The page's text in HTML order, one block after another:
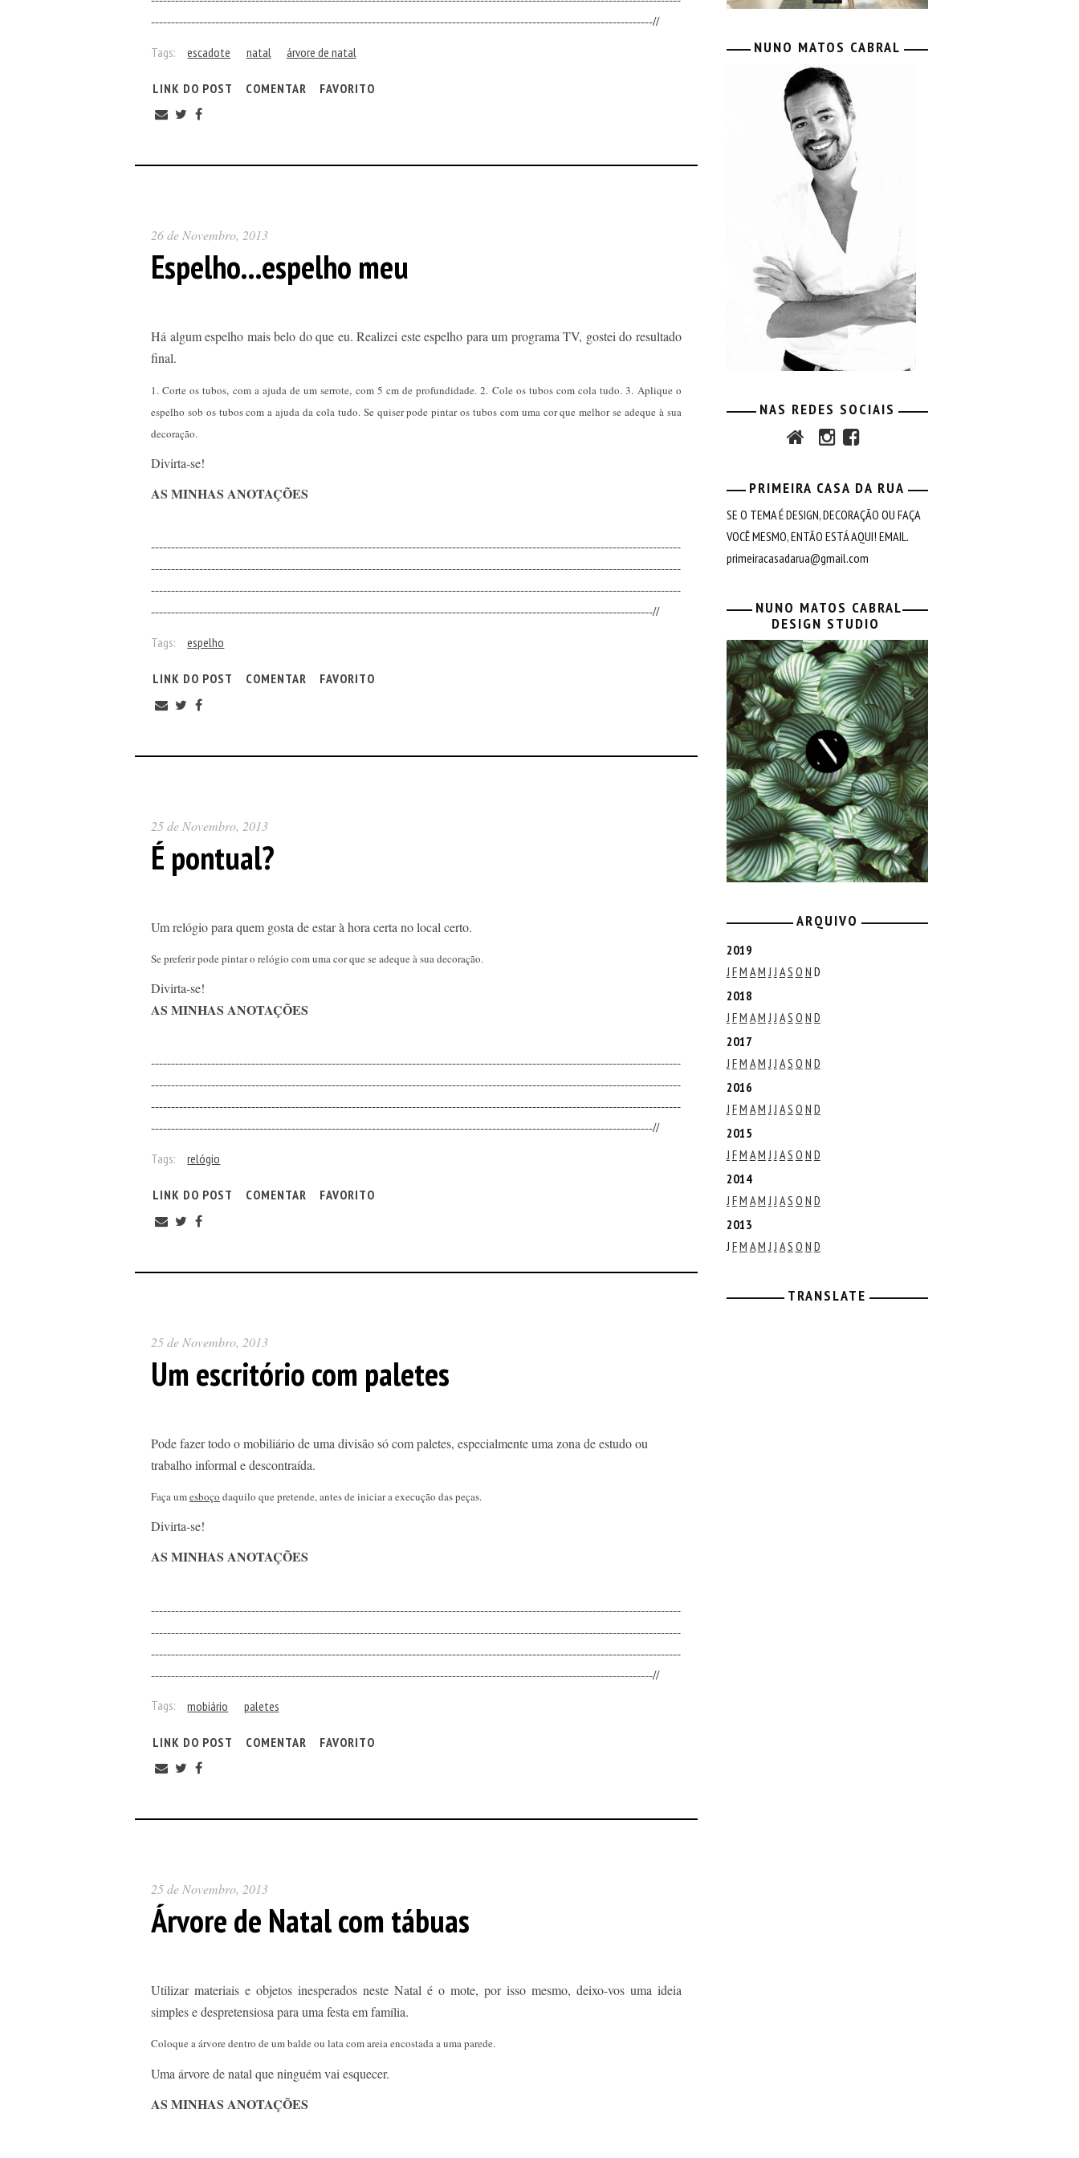
-----------------------------------------------------------------------------------------------------------------------------//
Tags: escadote natal árvore de natal
LINK DO POST COMENTAR FAVORITO
26 de Novembro, 2013
Espelho...espelho meu
Há algum espelho mais belo do que eu. Realizei este espelho para um programa TV, gostei do resultado
final.
1. Corte os tubos, com a ajuda de um serrote, com 5 cm de profundidade. 2. Cole os tubos com cola tudo. 3. Aplique o
espelho sob os tubos com a ajuda da cola tudo. Se quiser pode pintar os tubos com uma cor que melhor se adeque à sua
decoração.
Divirta-se!
AS MINHAS ANOTAÇÕES
------------------------------------------------------------------------------------------------------------------------------------
------------------------------------------------------------------------------------------------------------------------------------
------------------------------------------------------------------------------------------------------------------------------------
-----------------------------------------------------------------------------------------------------------------------------//
Tags: espelho
LINK DO POST COMENTAR FAVORITO
25 de Novembro, 2013
É pontual?
Um relógio para quem gosta de estar à hora certa no local certo.
Se preferir pode pintar o relógio com uma cor que se adeque à sua decoração.
Divirta-se!
AS MINHAS ANOTAÇÕES
------------------------------------------------------------------------------------------------------------------------------------
------------------------------------------------------------------------------------------------------------------------------------
------------------------------------------------------------------------------------------------------------------------------------
-----------------------------------------------------------------------------------------------------------------------------//
Tags: relógio
LINK DO POST COMENTAR FAVORITO
25 de Novembro, 2013
Um escritório com paletes
Pode fazer todo o mobiliário de uma divisão só com paletes, especialmente uma zona de estudo ou
trabalho informal e descontraída.
Faça umesboço daquilo que pretende, antes de iniciar a execução das peças.
Divirta-se!
AS MINHAS ANOTAÇÕES
------------------------------------------------------------------------------------------------------------------------------------
------------------------------------------------------------------------------------------------------------------------------------
------------------------------------------------------------------------------------------------------------------------------------
-----------------------------------------------------------------------------------------------------------------------------//
Tags: mobiário paletes
LINK DO POST COMENTAR FAVORITO
25 de Novembro, 2013
Árvore de Natal com tábuas
Utilizar materiais e objetos inesperados neste Natal é o mote, por isso mesmo, deixo-vos uma ideia
simples e despretensiosa para uma festa em família.
Coloque a árvore dentro de um balde ou lata com areia encostada a uma parede.
Uma árvore de natal que ninguém vai esquecer.
AS MINHAS ANOTAÇÕES
NUNO MATOS CABRAL
NAS REDES SOCIAIS
PRIMEIRA CASA DA RUA
SE O TEMA É DESIGN, DECORAÇÃO OU FAÇA
VOCÊ MESMO, ENTÃO ESTÁ AQUI! EMAIL.
primeiracasadarua@gmail.com
NUNO MATOS CABRAL
DESIGN STUDIO
ARQUIVO
2019
J FM AM J J AS O N D
2018
J FM AM J J AS O N D
2017
J FM AM J J AS O N D
2016
J FM AM J J AS O N D
2015
J FM AM J J AS O N D
2014
J FM AM J J AS O N D
2013
J FM AM J J AS O N D
TRANSLATE